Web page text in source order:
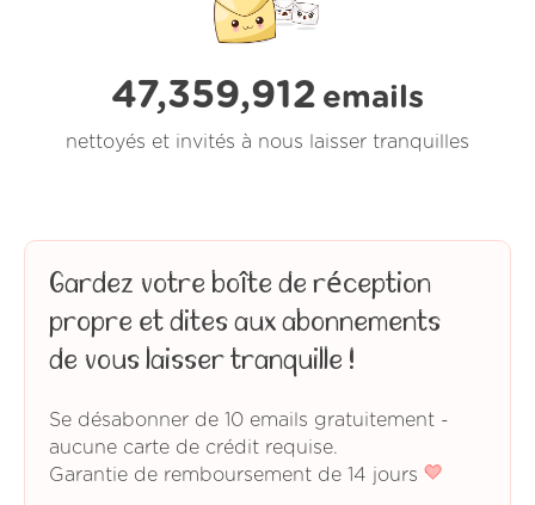
47,359,912 emails
nettoyés et invités à nous laisser tranquilles
Gardez votre boîte de réception
propre et dites aux abonnements
de vous laisser tranquille !
Se désabonner de 10 emails gratuitement -
aucune carte de crédit requise.
Garantie de remboursement de 14 jours